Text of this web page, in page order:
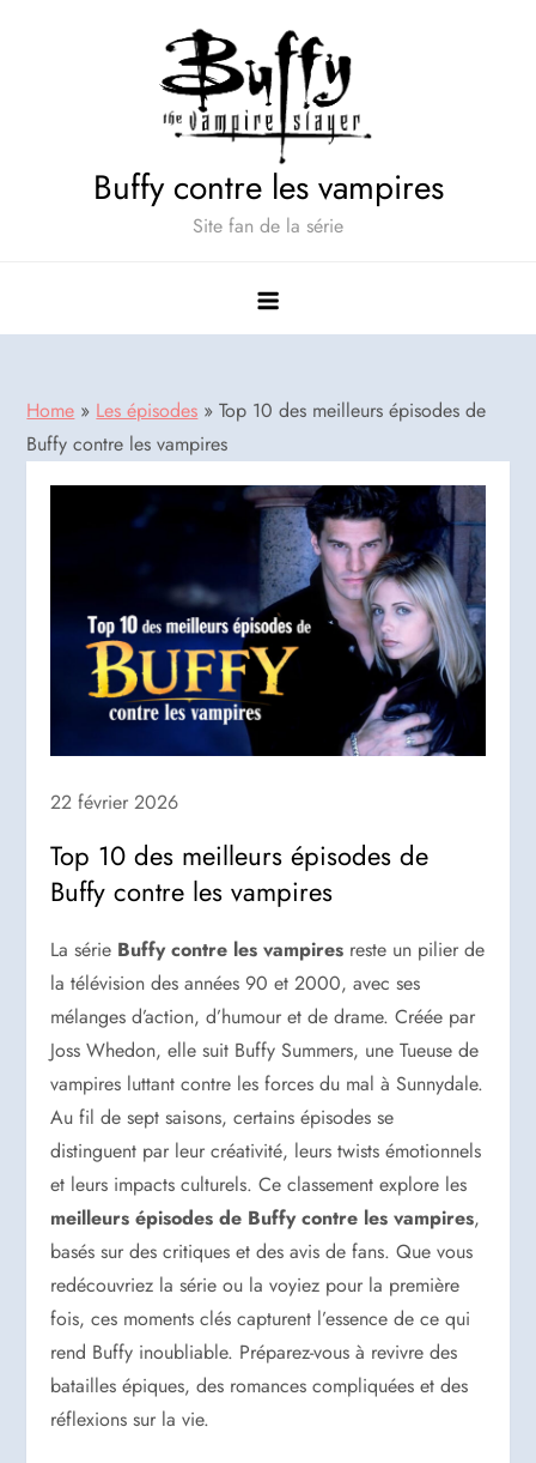
Buffy contre les vampires
Site fan de la série
Home » Les épisodes » Top 10 des meilleurs épisodes de
Buffy contre les vampires
22 février 2026
Top 10 des meilleurs épisodes de
Buffy contre les vampires
La série Buffy contre les vampires reste un pilier de
la télévision des années 90 et 2000, avec ses
mélanges d’action, d’humour et de drame. Créée par
Joss Whedon, elle suit Buffy Summers, une Tueuse de
vampires luttant contre les forces du mal à Sunnydale.
Au fil de sept saisons, certains épisodes se
distinguent par leur créativité, leurs twists émotionnels
et leurs impacts culturels. Ce classement explore les
meilleurs épisodes de Buffy contre les vampires,
basés sur des critiques et des avis de fans. Que vous
redécouvriez la série ou la voyiez pour la première
fois, ces moments clés capturent l’essence de ce qui
rend Buffy inoubliable. Préparez-vous à revivre des
batailles épiques, des romances compliquées et des
réflexions sur la vie.